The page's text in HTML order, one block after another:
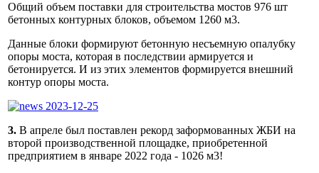
Общий объем поставки для строительства мостов 976 шт
бетонных контурных блоков, объемом 1260 м3.
Данные блоки формируют бетонную несъемную опалубку
опоры моста, которая в последствии армируется и
бетонируется. И из этих элементов формируется внешний
контур опоры моста.
3. В апреле был поставлен рекорд заформованных ЖБИ на
второй производственной площадке, приобретенной
предприятием в январе 2022 года - 1026 м3!